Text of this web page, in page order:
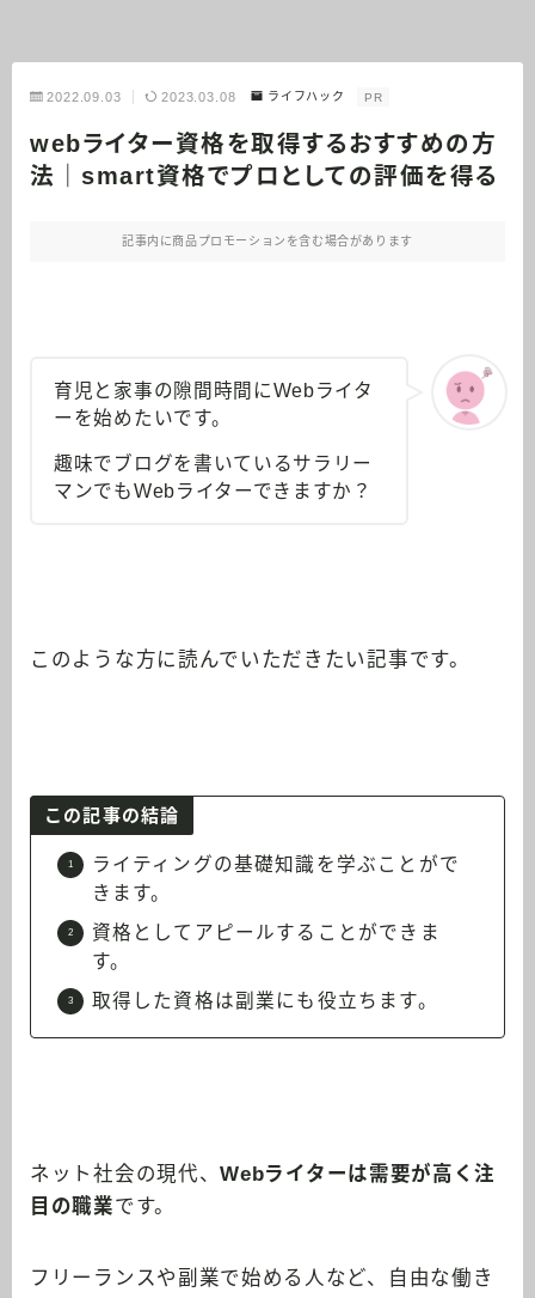
2022.09.03 2023.03.08 ライフハック PR
webライター資格を取得するおすすめの方
法｜smart資格でプロとしての評価を得る
記事内に商品プロモーションを含む場合があります
育児と家事の隙間時間にWebライタ
ーを始めたいです。
趣味でブログを書いているサラリー
マンでもWebライターできますか？
このような方に読んでいただきたい記事です。
この記事の結論
ライティングの基礎知識を学ぶことがで
きます。
資格としてアピールすることができま
す。
取得した資格は副業にも役立ちます。
ネット社会の現代、Webライターは需要が高く注
目の職業です。
フリーランスや副業で始める人など、自由な働き